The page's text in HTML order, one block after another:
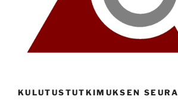
KULUTUSTUTKIMUKSEN SEURA